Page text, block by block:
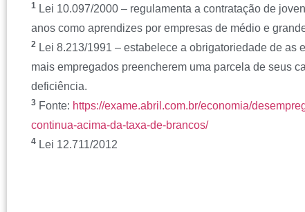
1 Lei 10.097/2000 – regulamenta a contratação de
anos como aprendizes por empresas de médio e
2 Lei 8.213/1991 – estabelece a obrigatoriedade de as
mais empregados preencherem uma parcela de seus
deficiência.
3 Fonte: https://exame.abril.com.br/economia/
continua-acima-da-taxa-de-brancos/
4 Lei 12.711/2012